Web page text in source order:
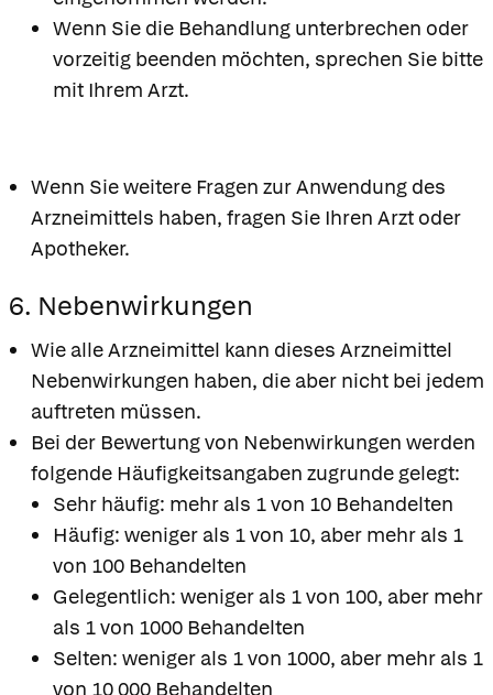
Wenn Sie die Behandlung unterbrechen oder
vorzeitig beenden möchten, sprechen Sie bitte
mit Ihrem Arzt.
Wenn Sie weitere Fragen zur Anwendung des
Arzneimittels haben, fragen Sie Ihren Arzt oder
Apotheker.
6. Nebenwirkungen
Wie alle Arzneimittel kann dieses Arzneimittel
Nebenwirkungen haben, die aber nicht bei jedem
auftreten müssen.
Bei der Bewertung von Nebenwirkungen werden
folgende Häufigkeitsangaben zugrunde gelegt:
Sehr häufig: mehr als 1 von 10 Behandelten
Häufig: weniger als 1 von 10, aber mehr als 1
von 100 Behandelten
Gelegentlich: weniger als 1 von 100, aber mehr
als 1 von 1000 Behandelten
Selten: weniger als 1 von 1000, aber mehr als 1
von 10 000 Behandelten